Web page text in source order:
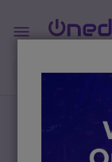
Toggle
Nav